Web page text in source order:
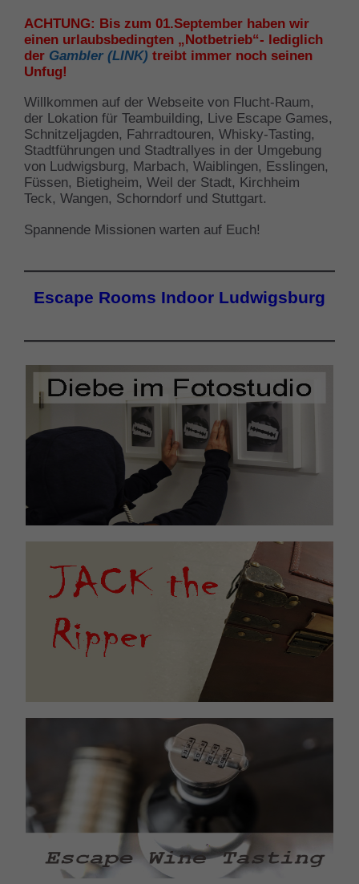
ACHTUNG: Bis zum 01.September haben wir
einen urlaubsbedingten „Notbetrieb“- lediglich
der Gambler (LINK) treibt immer noch seinen
Unfug!
Willkommen auf der Webseite von Flucht-Raum,
der Lokation für Teambuilding, Live Escape Games,
Schnitzeljagden, Fahrradtouren, Whisky-Tasting,
Stadtführungen und Stadtrallyes in der Umgebung
von Ludwigsburg, Marbach, Waiblingen, Esslingen,
Füssen, Bietigheim, Weil der Stadt, Kirchheim
Teck, Wangen, Schorndorf und Stuttgart.
Spannende Missionen warten auf Euch!
Escape Rooms Indoor Ludwigsburg